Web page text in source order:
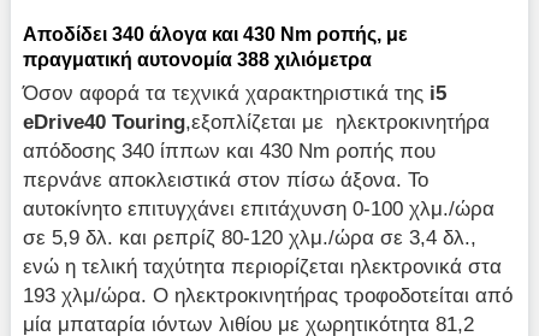
Αποδίδει 340 άλογα και 430 Nm ροπής, με
πραγματική αυτονομία 388 χιλιόμετρα
Όσον αφορά τα τεχνικά χαρακτηριστικά της i5
eDrive40 Touring,εξοπλίζεται με ηλεκτροκινητήρα
απόδοσης 340 ίππων και 430 Nm ροπής που
περνάνε αποκλειστικά στον πίσω άξονα. Το
αυτοκίνητο επιτυγχάνει επιτάχυνση 0-100 χλμ./ώρα
σε 5,9 δλ. και ρεπρίζ 80-120 χλμ./ώρα σε 3,4 δλ.,
ενώ η τελική ταχύτητα περιορίζεται ηλεκτρονικά στα
193 χλμ/ώρα. Ο ηλεκτροκινητήρας τροφοδοτείται από
μία μπαταρία ιόντων λιθίου με χωρητικότητα 81,2